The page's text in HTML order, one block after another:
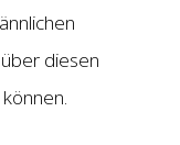
diesen